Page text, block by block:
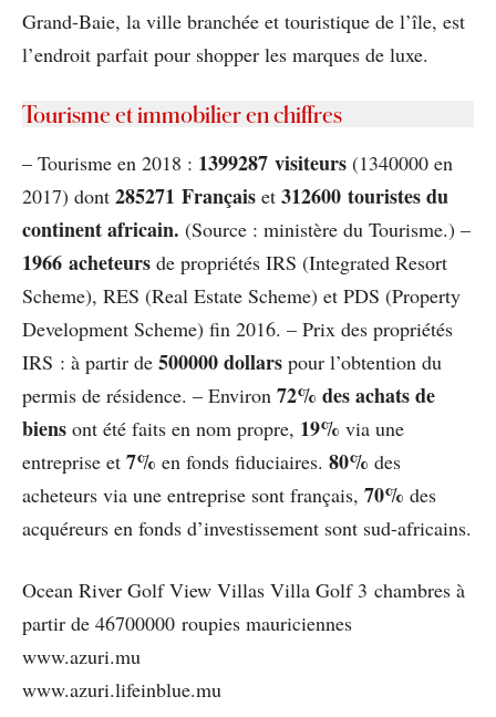
Grand-Baie, la ville branchée et touristique de l’île, est
l’endroit parfait pour shopper les marques de luxe.
Tourisme et immobilier en chiffres
– Tourisme en 2018 : 1399287 visiteurs (1340000 en
2017) dont 285271 Français et 312600 touristes du
continent africain. (Source : ministère du Tourisme.) –
1966 acheteurs de propriétés IRS (Integrated Resort
Scheme), RES (Real Estate Scheme) et PDS (Property
Development Scheme) ﬁn 2016. – Prix des propriétés
IRS : à partir de 500000 dollars pour l’obtention du
permis de résidence. – Environ 72% des achats de
biens ont été faits en nom propre, 19% via une
entreprise et 7% en fonds ﬁduciaires. 80% des
acheteurs via une entreprise sont français, 70% des
acquéreurs en fonds d’investissement sont sud-africains.
Ocean River Golf View Villas Villa Golf 3 chambres à
partir de 46700000 roupies mauriciennes
www.azuri.mu
www.azuri.lifeinblue.mu